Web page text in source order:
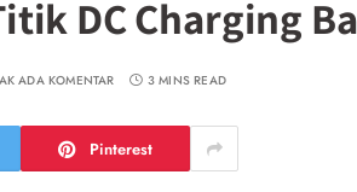
DC Charging
ADA KOMENTAR 3 MINS READ
Pinterest